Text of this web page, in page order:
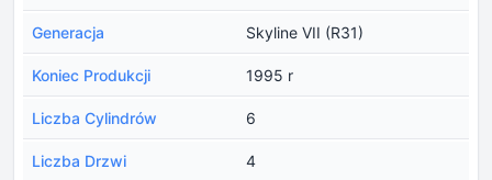
Generacja Skyline VII (R31)
Koniec Produkcji 1995 r
Liczba Cylindrów 6
Liczba Drzwi 4